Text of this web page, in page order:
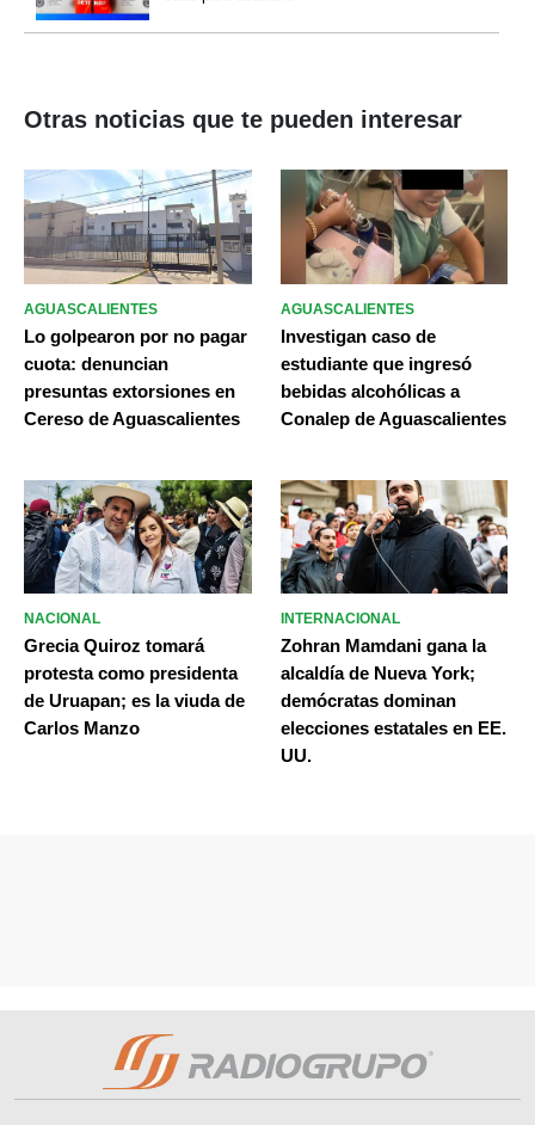
Otras noticias que te pueden interesar
AGUASCALIENTES
Lo golpearon por no pagar
cuota: denuncian
presuntas extorsiones en
Cereso de Aguascalientes
AGUASCALIENTES
Investigan caso de
estudiante que ingresó
bebidas alcohólicas a
Conalep de Aguascalientes
NACIONAL
Grecia Quiroz tomará
protesta como presidenta
de Uruapan; es la viuda de
Carlos Manzo
INTERNACIONAL
Zohran Mamdani gana la
alcaldía de Nueva York;
demócratas dominan
elecciones estatales en EE.
UU.